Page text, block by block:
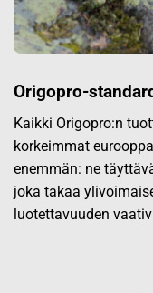
Origopro-
Kaikki Origopro:n
korkeimmat
enemmän: ne
joka takaa
luotettavuuden